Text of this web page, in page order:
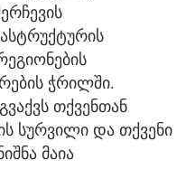
ჭრილში.
თქვენთან
სურვილი და თქვენი
მაია